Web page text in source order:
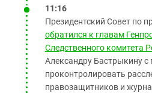
11:16
Президентский Совет по
обратился к главам
Следственного комитета
Александру Бастрыкину с
проконтролировать
правозащитников и